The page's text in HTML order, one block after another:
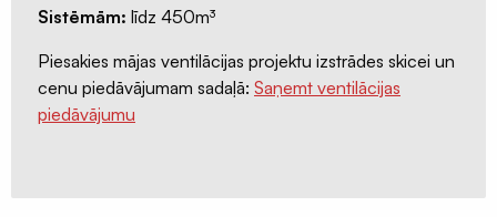
Sistēmām: līdz 450m³
Piesakies mājas ventilācijas projektu izstrādes skicei un
cenu piedāvājumam sadaļā: Saņemt ventilācijas
piedāvājumu